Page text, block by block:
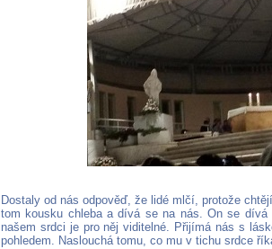
Dostaly od nás odpověď, že lidé mlčí, protože
tom kousku chleba a dívá se na nás. On se
našem srdci je pro něj viditelné. Přijímá nás s
pohledem. Naslouchá tomu, co mu v tichu srdce